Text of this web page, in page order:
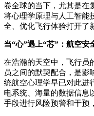
卷全球的当下，尤其是在
将心理学原理与人工智能
全、优化飞行体验打开了
当“心”遇上“芯”：航空安
在浩瀚的天空中，飞行员
员之间的默契配合，是影
统航空心理学早已对此进
电系统、海量的数据信息
手段进行风险预警和干预